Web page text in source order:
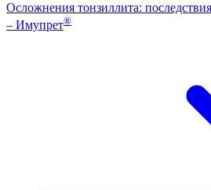
Осложнения тонзиллита:
– Имупрет®